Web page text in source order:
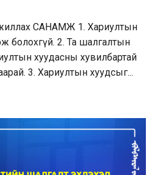
САНАМЖ 1. Хариултын
болохгүй. 2. Та шалгалтын
хуудасны хувилбартай
3. Хариултын хуудсыг...